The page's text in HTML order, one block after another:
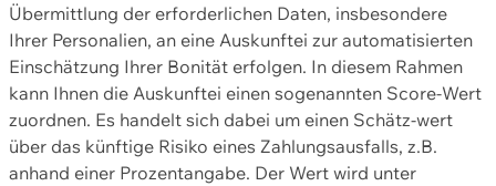
Übermittlung der erforderlichen Daten, insbesondere
Ihrer Personalien, an eine Auskunftei zur automatisierten
Einschätzung Ihrer Bonität erfolgen. In diesem Rahmen
kann Ihnen die Auskunftei einen sogenannten Score-Wert
zuordnen. Es handelt sich dabei um einen Schätz-wert
über das künftige Risiko eines Zahlungsausfalls, z.B.
anhand einer Prozentangabe. Der Wert wird unter